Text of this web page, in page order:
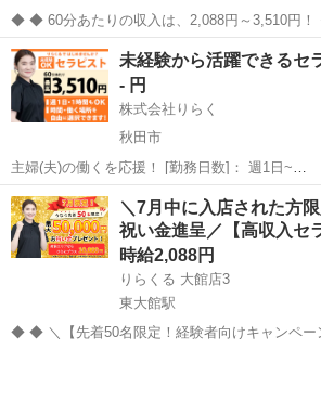
◆ ◆ 60分あたりの収入は、2,088円～3,510円！ セラピスト１人あた
りの施術数がコロナ禍前と比べて1.3倍に増加！
付けてしっかり稼ぐなら今がチャンス！ ★応募後の流れ★詳細欄もご
覧下さい...
秋田 大館市 東大館駅 セラピスト
未経験から活躍できるセ
- 円
株式会社りらく
秋田市
主婦(夫)の働くを応援！ [勤務日数]： 週1日~
10:00~16:00/10:00~15:00/10:00~17:00/
火/水/木/金/土/日 などから選べます [...
秋田 秋田市 マッサージ
＼7月中に入店された方
祝い金進呈／【高収入セ
時給2,088円
りらくる 大館店3
東大館駅
◆ ◆ ＼【先着50名限定！経験者向けキャンペーン実施中／ リラクゼ